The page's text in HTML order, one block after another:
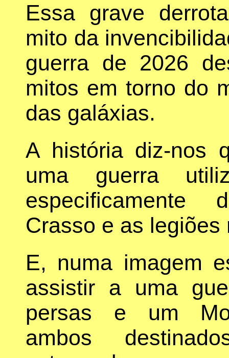
Essa grave
mito da
guerra de 2026
mitos em torno do
das galáxias.
A história diz-nos
uma guerra
especificamente
Crasso e as legiões
E, numa imagem
assistir a uma
persas e um
ambos